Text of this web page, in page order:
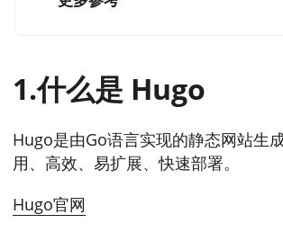
1.什么是 Hugo
Hugo是由Go语言实现的静态网站生
用、高效、易扩展、快速部署。
Hugo官网